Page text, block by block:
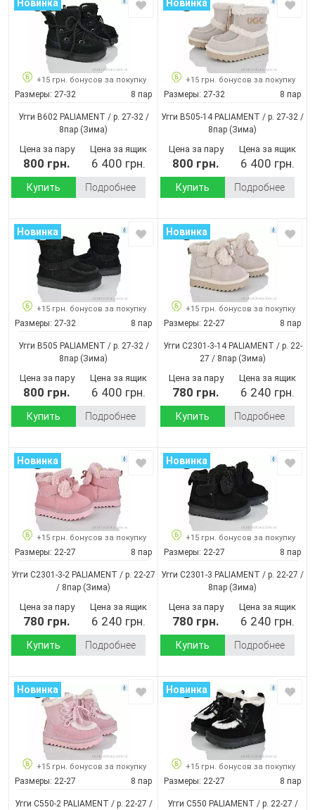
Новинка
+15 грн. бонусов за покупку
Размеры: 27-32 8 пар
Угги B602 PALIAMENT / p. 27-32 /
8пар (Зима)
Цена за пару
800 грн.
Цена за ящик
6 400 грн.
Купить Подробнее
Новинка
+15 грн. бонусов за покупку
Размеры: 27-32 8 пар
Угги B505-14 PALIAMENT / p. 27-32 /
8пар (Зима)
Цена за пару
800 грн.
Цена за ящик
6 400 грн.
Купить Подробнее
Новинка
+15 грн. бонусов за покупку
Размеры: 27-32 8 пар
Угги B505 PALIAMENT / p. 27-32 /
8пар (Зима)
Цена за пару
800 грн.
Цена за ящик
6 400 грн.
Купить Подробнее
Новинка
+15 грн. бонусов за покупку
Размеры: 22-27 8 пар
Угги C2301-3-14 PALIAMENT / p. 22-
27 / 8пар(Зима)
Цена за пару
780 грн.
Цена за ящик
6 240 грн.
Купить Подробнее
Новинка
+15 грн. бонусов за покупку
Размеры: 22-27 8 пар
Угги C2301-3-2 PALIAMENT / p. 22-27
/ 8пар (Зима)
Цена за пару
780 грн.
Цена за ящик
6 240 грн.
Купить Подробнее
Новинка
+15 грн. бонусов за покупку
Размеры: 22-27 8 пар
Угги C2301-3 PALIAMENT / p. 22-27 /
8пар (Зима)
Цена за пару
780 грн.
Цена за ящик
6 240 грн.
Купить Подробнее
Новинка
+15 грн. бонусов за покупку
Размеры: 22-27 8 пар
Угги C550-2 PALIAMENT / p. 22-27 /
Новинка
+15 грн. бонусов за покупку
Размеры: 22-27 8 пар
Угги C550 PALIAMENT / p. 22-27 /